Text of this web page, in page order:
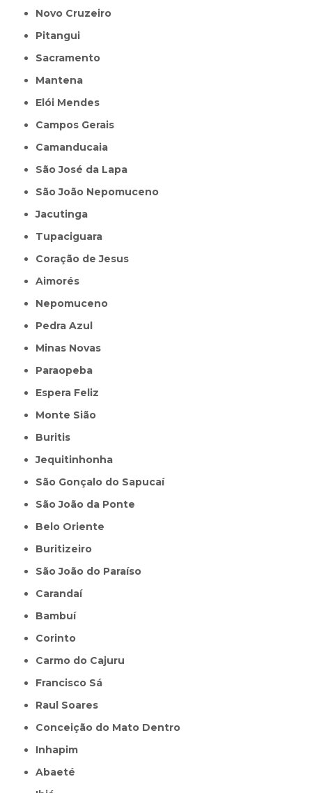
Novo Cruzeiro
Pitangui
Sacramento
Mantena
Elói Mendes
Campos Gerais
Camanducaia
São José da Lapa
São João Nepomuceno
Jacutinga
Tupaciguara
Coração de Jesus
Aimorés
Nepomuceno
Pedra Azul
Minas Novas
Paraopeba
Espera Feliz
Monte Sião
Buritis
Jequitinhonha
São Gonçalo do Sapucaí
São João da Ponte
Belo Oriente
Buritizeiro
São João do Paraíso
Carandaí
Bambuí
Corinto
Carmo do Cajuru
Francisco Sá
Raul Soares
Conceição do Mato Dentro
Inhapim
Abaeté